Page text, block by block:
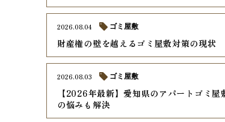
財産権の壁を越えるゴミ屋敷対策の現状
2026.08.04 ゴミ屋敷
【2026年最新】愛知県のアパートゴミ
の悩みも解決
2026.08.03 ゴミ屋敷